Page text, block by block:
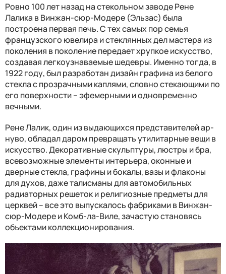
Ровно 100 лет назад на стекольном заводе Рене
Лалика в Винжан-сюр-Модере (Эльзас) была
построена первая печь. С тех самых пор семья
французского ювелира и стеклянных дел мастера из
поколения в поколение передает хрупкое искусство,
создавая легкоузнаваемые шедевры. Именно тогда, в
1922 году, был разработан дизайн графина из белого
стекла с прозрачными каплями, словно стекающими по
его поверхности – эфемерными и одновременно
вечными.
Рене Лалик, один из выдающихся представителей ар-
нуво, обладал даром превращать утилитарные вещи в
искусство. Декоративные скульптуры, люстры и бра,
всевозможные элементы интерьера, оконные и
дверные стекла, графины и бокалы, вазы и флаконы
для духов, даже талисманы для автомобильных
радиаторных решеток и религиозные предметы для
церквей – все это выпускалось фабриками в Винжан-
сюр-Модере и Комб-ла-Виле, зачастую становясь
объектами коллекционирования.